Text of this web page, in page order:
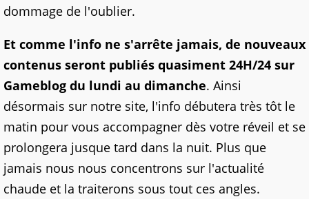
dommage de l'oublier.
Et comme l'info ne s'arrête jamais, de nouveaux
contenus seront publiés quasiment 24H/24 sur
Gameblog du lundi au dimanche. Ainsi
désormais sur notre site, l'info débutera très tôt le
matin pour vous accompagner dès votre réveil et se
prolongera jusque tard dans la nuit. Plus que
jamais nous nous concentrons sur l'actualité
chaude et la traiterons sous tout ces angles.